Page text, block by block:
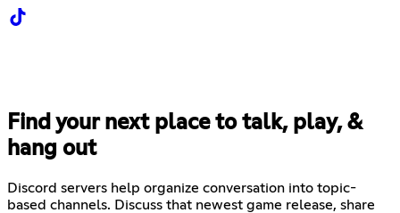
Find your next place to talk, play, &
hang out
Discord servers help organize conversation into topic-
based channels. Discuss that newest game release, share